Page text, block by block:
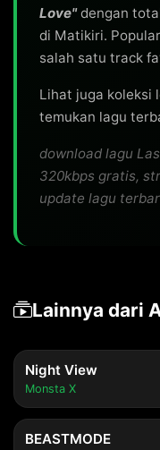
Love"dengan
di Matikiri.
salah satu track
Lihat juga koleksi
temukan lagu
download lagu
320kbps gratis,
update lagu
Lainnya dari
Night View
Monsta X
BEASTMODE